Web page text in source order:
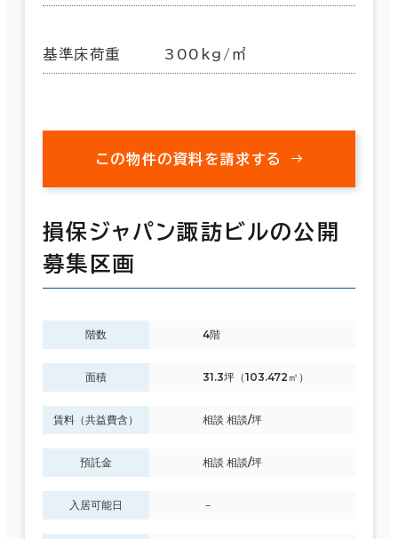
基準床荷重 300kg/㎡
この物件の資料を請求する
損保ジャパン諏訪ビルの公開
募集区画
階数 4階
面積 31.3坪（103.472㎡）
賃料（共益費含） 相談 相談/坪
預託金 相談 相談/坪
入居可能日 －